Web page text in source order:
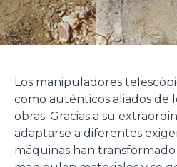
Los manipuladores
como auténticos aliados de
obras. Gracias a su
adaptarse a diferentes
máquinas han